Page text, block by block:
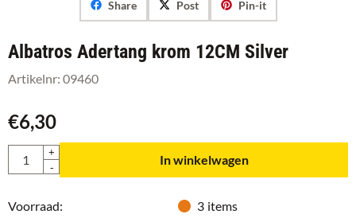
Share Post Pin-it
Albatros Adertang krom 12CM Silver
Artikelnr: 09460
€6,30
Aantal
+
-
In winkelwagen
Voorraad: 3 items